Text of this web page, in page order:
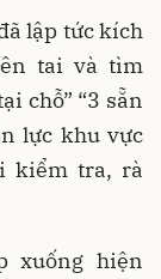
lập tức kích
tai và tìm
chỗ” “3 sẵn
lực khu vực
kiểm tra, rà
xuống hiện